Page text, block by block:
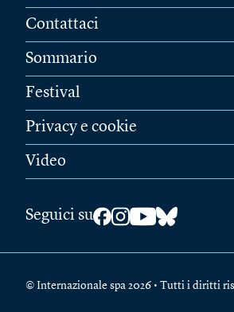
Contattaci
Sommario
Festival
Privacy e cookie
Video
Seguici su
© Internazionale spa 2026 • Tutti i diritti